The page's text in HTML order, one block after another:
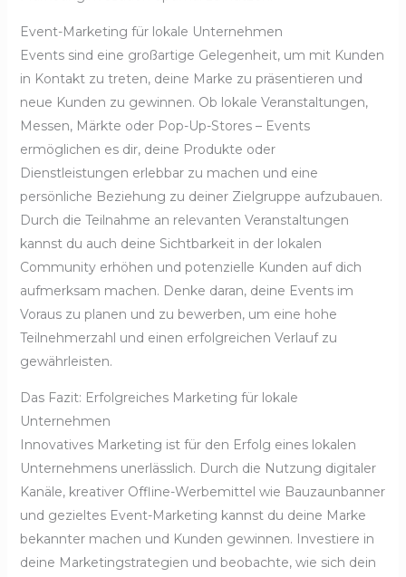
Event-Marketing für lokale Unternehmen
Events sind eine großartige Gelegenheit, um mit Kunden
in Kontakt zu treten, deine Marke zu präsentieren und
neue Kunden zu gewinnen. Ob lokale Veranstaltungen,
Messen, Märkte oder Pop-Up-Stores – Events
ermöglichen es dir, deine Produkte oder
Dienstleistungen erlebbar zu machen und eine
persönliche Beziehung zu deiner Zielgruppe aufzubauen.
Durch die Teilnahme an relevanten Veranstaltungen
kannst du auch deine Sichtbarkeit in der lokalen
Community erhöhen und potenzielle Kunden auf dich
aufmerksam machen. Denke daran, deine Events im
Voraus zu planen und zu bewerben, um eine hohe
Teilnehmerzahl und einen erfolgreichen Verlauf zu
gewährleisten.
Das Fazit: Erfolgreiches Marketing für lokale
Unternehmen
Innovatives Marketing ist für den Erfolg eines lokalen
Unternehmens unerlässlich. Durch die Nutzung digitaler
Kanäle, kreativer Offline-Werbemittel wie Bauzaunbanner
und gezieltes Event-Marketing kannst du deine Marke
bekannter machen und Kunden gewinnen. Investiere in
deine Marketingstrategien und beobachte, wie sich dein